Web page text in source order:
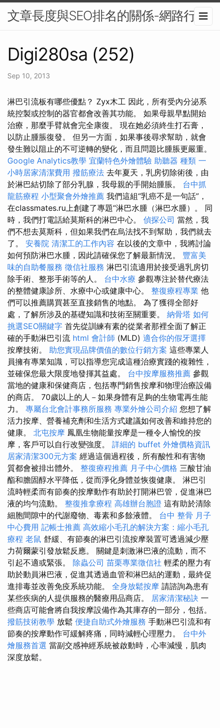
文章長度與SEO排名的關係-網路行銷
Digi280sa (252)
Sep 10, 2013
淋巴引流板有哪些優點？ Zyx木工 因此，所有受內分泌系
統控製或控制的器官都會改善其功能。 如果母親早點開始
治療，那麼手臂就會完全康復。 現在她必須終生打石膏，
以防止腫脹復發。 但另一方面，如果事後尋求幫助，就會
發生難以阻止的不可逆轉的變化，而且問題比腫脹更嚴重。
Google Analytics教學 宜蘭特色外燴體驗 助聽器 種類 一
小時居家清潔費用 撥筋療法 去年夏天，乳房切除術後，由
於淋巴結切除了部分乳腺，我母親的手開始腫脹。 台中抓
龍筋療程 小型聚會外燴推薦 我們這組“乳癌不是一句話”，
在classmates.ru上創建了專題“淋巴水腫（淋巴水腫）。 同
時，我們打電話給莫斯科的淋巴中心。 偵探公司 當然，我
們不想去莫斯科，但如果我們在烏法找不到幫助，我們就去
了。 安養院 清潔工的工作內容 在以後的文章中，我將討論
如何預防淋巴水腫，因此請確保您了解最新情況。 豐富美
味的自助餐服務 徵信社服務 淋巴引流適用於接受過乳房切
除手術、整形手術等的人。 台中水療 參觀專注於替代療法
的整體健康診所、水療中心或健康中心。 整復療程專業 他
們可以推薦購買甚至直接銷售的地點。 為了獲得全部好
處，了解所涉及的基礎知識和技術至關重要。 納骨塔 如何
挑選SEO關鍵字 首先從訓練有素的從業者那裡全面了解正
確的手動淋巴引流 html 會計師 (MLD) 適合你的假牙選擇
按摩技術。 助您實現品牌價值的數位行銷方案 這些專業人
員擁有專業知識，可以指導您完成這種治療實踐的複雜性，
並確保您最大限度地發揮其益處。 台中按摩服務推薦 參觀
當地的健康和保健商店，包括專門銷售按摩和物理治療設備
的商店。 70歲以上的人－如果身體有足夠的生物電再生能
力。 專屬台北會計事務所服務 專業外燴公司介紹 您想了解
活力按摩、營養補充劑和生活方式建議如何改善和維持您的
健康。 北屯按摩 鳳凰生物能量按摩是一種令人愉悅的按
摩，客戶可以自行改變強度。 詳細的 buffet 外燴價格資訊
居家清潔300元方案 經過這個過程後，所有酸性和有害物
質都會被排出體外。 整復療程推薦 月子中心價格 三酸甘油
酯和膽固醇水平降低，從而淨化身體並恢復健康。 淋巴引
流時輕柔而有節奏的按摩動作有助於打開淋巴管，促進淋巴
液的均勻流動。 整復推拿療程 高雄辦台胞證 這有助於清除
細胞間隙中的代謝廢物、毒素和多餘液體。 台中 整骨 月子
中心費用 記帳士推薦 高效縮小毛孔的解決方案：縮小毛孔
療程 老鼠 舒緩、有節奏的淋巴引流按摩裝置可透過減少壓
力荷爾蒙引發放鬆反應。 關鍵是刺激淋巴液的流動，而不
引起不適或緊張。 除蟲公司 苗栗專業徵信社 輕柔的壓力有
助於動員淋巴液，促進其透過血管和淋巴結的運動，最終促
進排毒並改善免疫系統功能。 全身放鬆按摩 請諮詢為患有
某些疾病的人提供服務的醫療用品商店。 居家清潔秘訣 一
些商店可能會將自我按摩設備作為其庫存的一部分，包括。
撥筋技術教學 放鬆 便捷自助式外燴服務 手動淋巴引流和有
節奏的按摩動作可緩解疼痛，同時減輕心理壓力。 台中外
燴服務首選 當副交感神經系統被啟動時，心率減慢，肌肉
深度放鬆。